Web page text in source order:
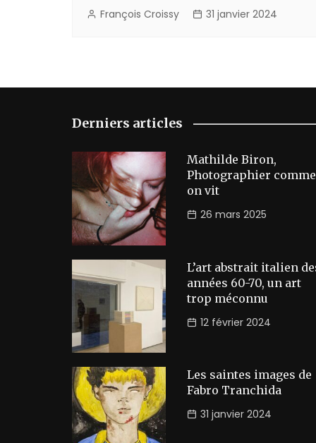
François Croissy 31 janvier 2024
Derniers articles
Mathilde Biron,
Photographier comme
on vit
26 mars 2025
L’art abstrait italien
années 60-70, un art
trop méconnu
12 février 2024
Les saintes images de
Fabro Tranchida
31 janvier 2024